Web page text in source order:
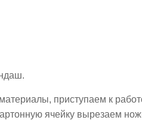
приступаем к
ячейку вырезаем